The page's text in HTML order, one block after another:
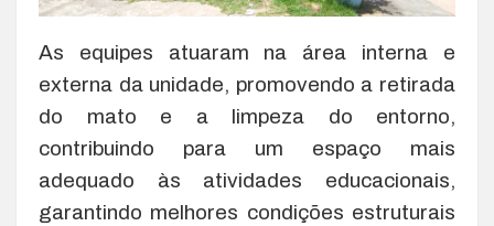
As equipes atuaram na área interna e
externa da unidade, promovendo a retirada
do mato e a limpeza do entorno,
contribuindo para um espaço mais
adequado às atividades educacionais,
garantindo melhores condições estruturais